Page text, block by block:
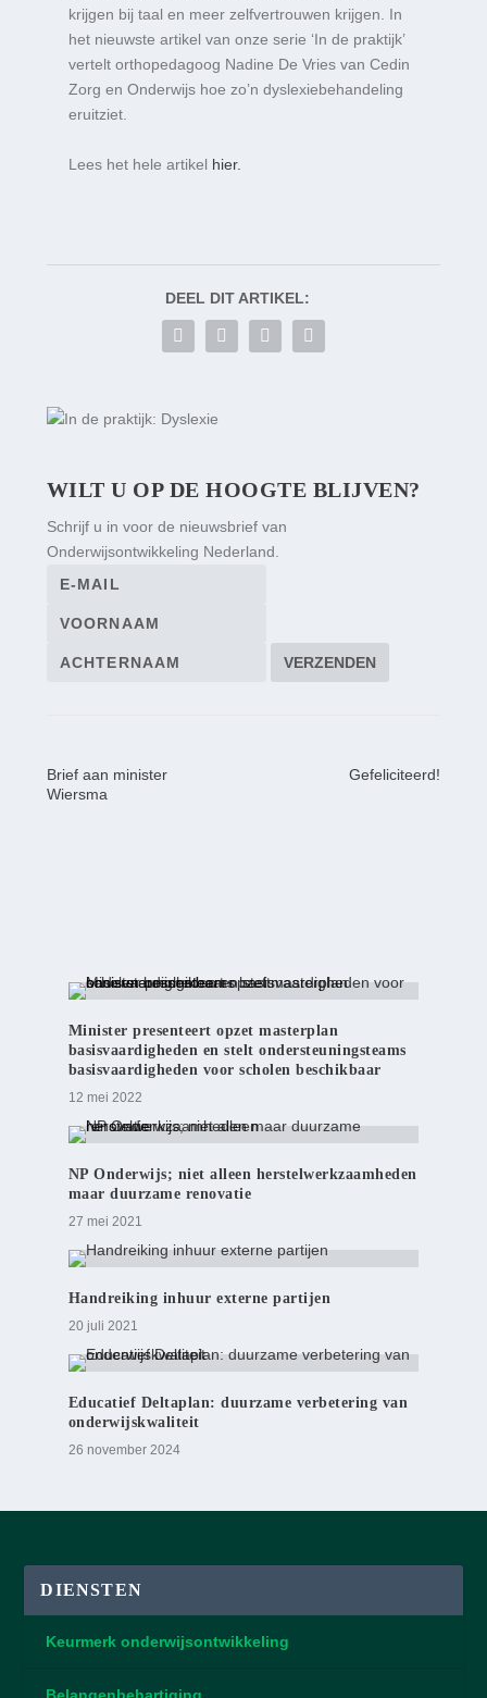
krijgen bij taal en meer zelfvertrouwen krijgen. In
het nieuwste artikel van onze serie ‘In de praktijk’
vertelt orthopedagoog Nadine De Vries van Cedin
Zorg en Onderwijs hoe zo’n dyslexiebehandeling
eruitziet.
Lees het hele artikel hier.
DEEL DIT ARTIKEL:
WILT U OP DE HOOGTE BLIJVEN?
Schrijf u in voor de nieuwsbrief van
Onderwijsontwikkeling Nederland.
Brief aan minister
Wiersma
Gefeliciteerd!
Minister presenteert opzet masterplan
basisvaardigheden en stelt ondersteuningsteams
basisvaardigheden voor scholen beschikbaar
12 mei 2022
NP Onderwijs; niet alleen herstelwerkzaamheden
maar duurzame renovatie
27 mei 2021
Handreiking inhuur externe partijen
20 juli 2021
Educatief Deltaplan: duurzame verbetering van
onderwijskwaliteit
26 november 2024
DIENSTEN
Keurmerk onderwijsontwikkeling
Belangenbehartiging